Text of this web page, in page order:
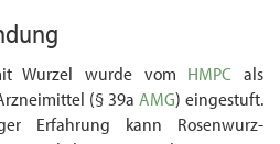
Wurzel wurde vom HMPC als
(§ 39a AMG) eingestuft.
Erfahrung kann Rosenwurz-